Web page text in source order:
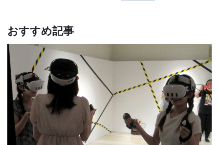
おすすめ記事